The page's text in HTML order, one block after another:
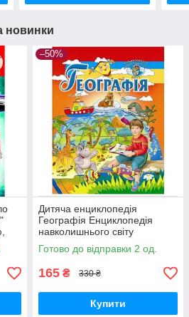
новинки
–50%
Дитяча енциклопедія
Географія Енциклопедія
навколишнього світу
Пізнавальна книга для дітей
Готово до відправки 2 од.
165 ₴ 330 ₴
Купити